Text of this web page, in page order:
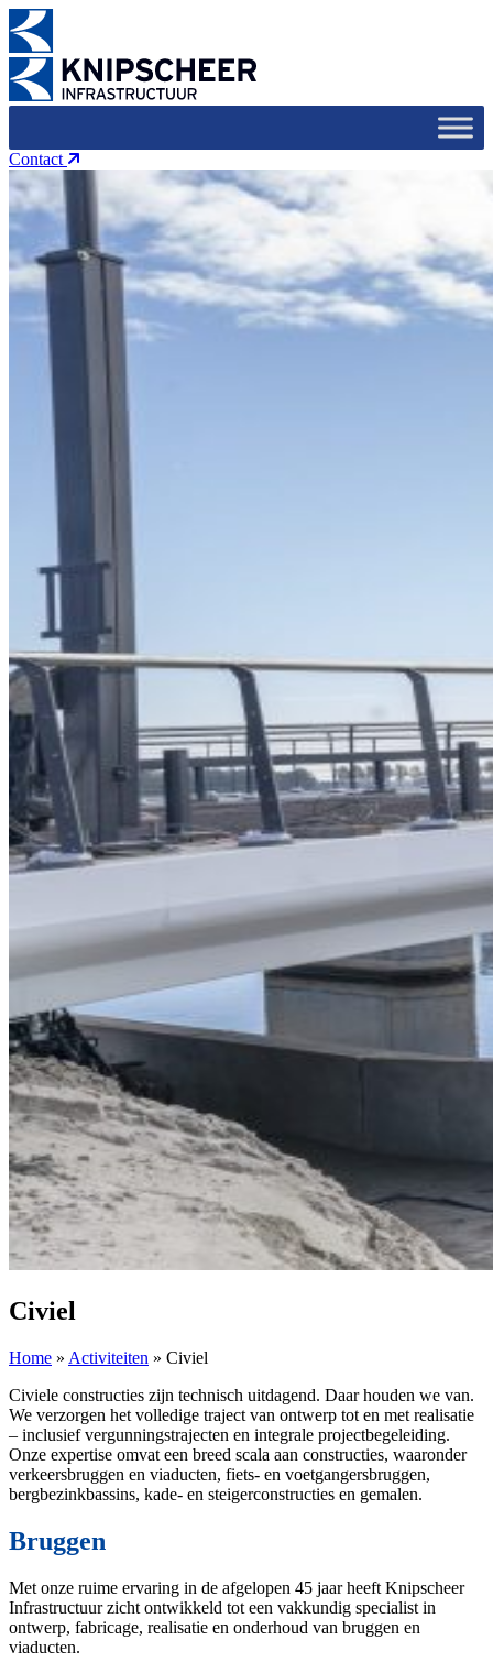
Contact
Civiel
Home » Activiteiten » Civiel
Civiele constructies zijn technisch uitdagend. Daar houden we van.
We verzorgen het volledige traject van ontwerp tot en met realisatie
– inclusief vergunningstrajecten en integrale projectbegeleiding.
Onze expertise omvat een breed scala aan constructies, waaronder
verkeersbruggen en viaducten, fiets- en voetgangersbruggen,
bergbezinkbassins, kade- en steigerconstructies en gemalen.
Bruggen
Met onze ruime ervaring in de afgelopen 45 jaar heeft Knipscheer
Infrastructuur zicht ontwikkeld tot een vakkundig specialist in
ontwerp, fabricage, realisatie en onderhoud van bruggen en
viaducten.